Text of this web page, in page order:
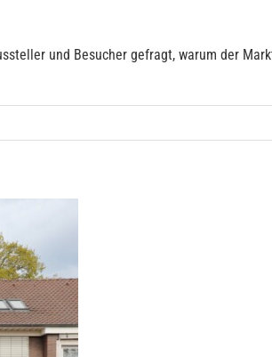
und Besucher gefragt, warum der